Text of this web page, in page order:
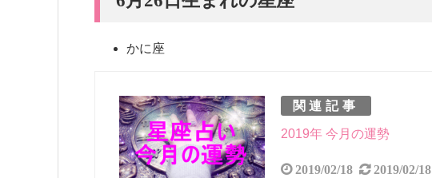
かに座
関連記事
2019年 今月の運勢
2019/02/18 2019/02/18